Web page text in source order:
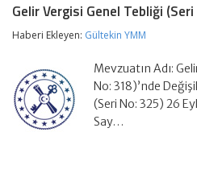
Genel
Tebliği
(Seri
için
Gelir Vergisi Genel Tebliği
Haberi Ekleyen: Gültekin YMM
Mevzuatın Adı:
No: 318)’nde
(Seri No: 325) 26
Say…